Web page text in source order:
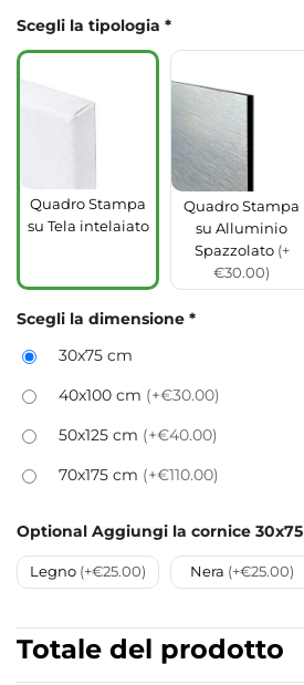
Scegli la tipologia *
Quadro Stampa
su Tela intelaiato
Quadro Stampa
su Alluminio
Spazzolato (+
€30.00)
Scegli la dimensione *
30x75 cm
40x100 cm (+€30.00)
50x125 cm (+€40.00)
70x175 cm (+€110.00)
Optional Aggiungi la cornice 30x75
Legno (+€25.00) Nera (+€25.00)
Totale del prodotto